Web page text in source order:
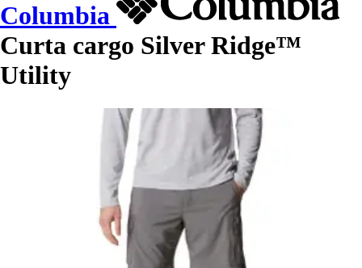
Columbia
Curta cargo Silver Ridge™
Utility